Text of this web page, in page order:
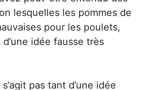
lesquelles les pommes de
pour les poulets,
d’une idée fausse très
pas tant d’une idée